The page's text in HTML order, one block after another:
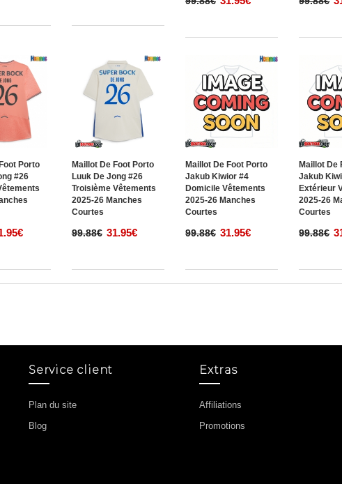
Porto
#26
Maillot De Foot Porto
Luuk De Jong #26
Troisième Vêtements
2025-26 Manches
Courtes
99.88€ 31.95€
Maillot De Foot Porto
Jakub Kiwior #4
Domicile Vêtements
2025-26 Manches
Courtes
99.88€ 31.95€
Maillot De
Jakub
Extérieur
2025-26
Courtes
99.88€
Service client
Plan du site
Blog
Extras
Affiliations
Promotions